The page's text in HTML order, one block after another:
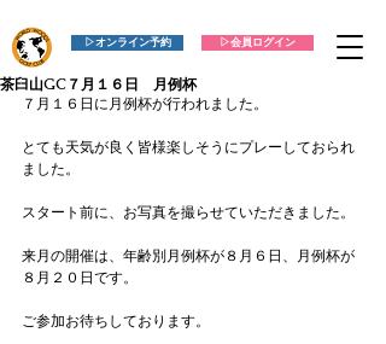
▷会員ログイン
▷オンライン予約
茶臼山GC７月１６日 月例杯
７月１６日に月例杯が行われました。
とても天気が良く皆様楽しそうにプレーしておられ
ました。
スタート前に、お写真を撮らせていただきました。
来月の開催は、年齢別月例杯が８月６日、月例杯が
８月２０日です。
ご参加お待ちしております。